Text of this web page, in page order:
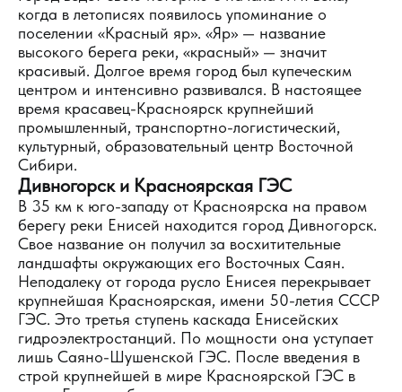
когда в летописях появилось упоминание о
поселении «Красный яр». «Яр» — название
высокого берега реки, «красный» — значит
красивый. Долгое время город был купеческим
центром и интенсивно развивался. В настоящее
время красавец-Красноярск крупнейший
промышленный, транспортно-логистический,
культурный, образовательный центр Восточной
Сибири.
Дивногорск и Красноярская ГЭС
В 35 км к юго-западу от Красноярска на правом
берегу реки Енисей находится город Дивногорск.
Свое название он получил за восхитительные
ландшафты окружающих его Восточных Саян.
Неподалеку от города русло Енисея перекрывает
крупнейшая Красноярская, имени 50-летия СССР
ГЭС. Это третья ступень каскада Енисейских
гидроэлектростанций. По мощности она уступает
лишь Саяно-Шушенской ГЭС. После введения в
строй крупнейшей в мире Красноярской ГЭС в